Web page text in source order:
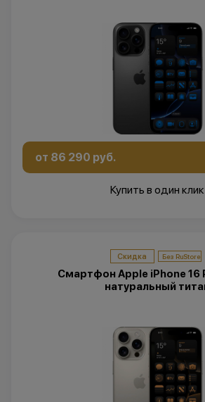
от 86 290 руб.
Купить в один клик
Скидка
Смартфон Apple iPhone 16
натуральный